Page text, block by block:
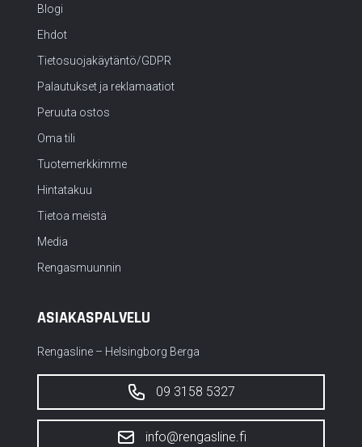
Blogi
Ehdot
Tietosuojakäytäntö/GDPR
Palautukset ja reklamaatiot
Peruuta ostos
Oma tili
Tuotemerkkimme
Hintatakuu
Tietoa meistä
Media
Rengasmuunnin
ASIAKASPALVELU
Rengasline – Helsingborg Berga
09 3158 5327
info@rengasline.fi